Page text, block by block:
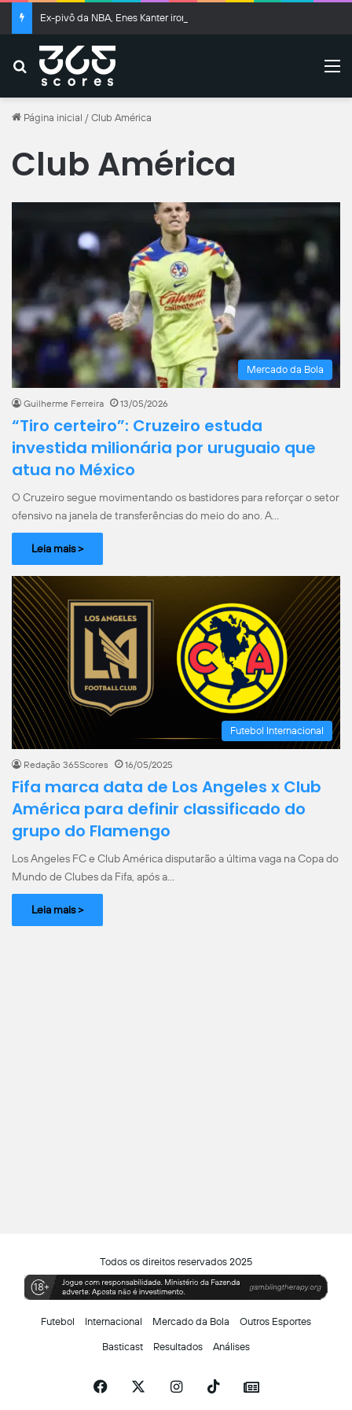
Buscar
Página inicial / Club América
Club América
Mercado da Bola
Guilherme Ferreira 13/05/2026
“Tiro certeiro”: Cruzeiro estuda
investida milionária por uruguaio que
atua no México
O Cruzeiro segue movimentando os bastidores para reforçar o setor
ofensivo na janela de transferências do meio do ano. A…
Leia mais >
Futebol Internacional
Redação 365Scores 16/05/2025
Fifa marca data de Los Angeles x Club
América para definir classificado do
grupo do Flamengo
Los Angeles FC e Club América disputarão a última vaga na Copa do
Mundo de Clubes da Fifa, após a…
Leia mais >
Todos os direitos reservados 2025
Futebol Internacional Mercado da Bola Outros Esportes
Basticast Resultados Análises
Facebook InstagramTikTokSiga-